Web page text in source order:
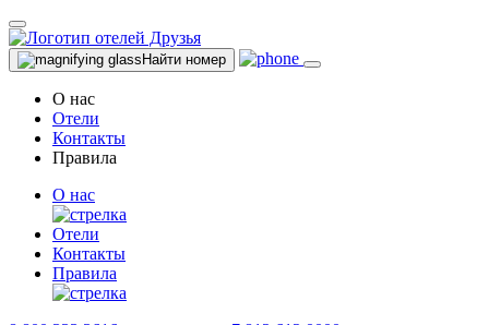
Найти номер
О нас
Отели
Контакты
Правила
О нас
Отели
Контакты
Правила